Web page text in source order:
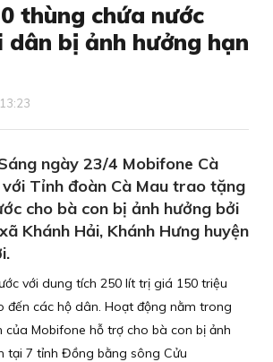
thùng chứa nước
dân bị ảnh hưởng hạn
ngày 23/4 Mobifone Cà
Tỉnh đoàn Cà Mau trao tặng
cho bà con bị ảnh hưởng bởi
Khánh Hải, Khánh Hưng huyện
với dung tích 250 lít trị giá 150 triệu
đến các hộ dân. Hoạt động nằm trong
của Mobifone hỗ trợ cho bà con bị ảnh
tại 7 tỉnh Đồng bằng sông Cửu